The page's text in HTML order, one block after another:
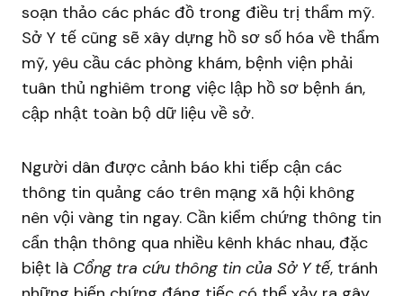
soạn thảo các phác đồ trong điều trị thẩm mỹ.
Sở Y tế cũng sẽ xây dựng hồ sơ số hóa về thẩm
mỹ, yêu cầu các phòng khám, bệnh viện phải
tuân thủ nghiêm trong việc lập hồ sơ bệnh án,
cập nhật toàn bộ dữ liệu về sở.
Người dân được cảnh báo khi tiếp cận các
thông tin quảng cáo trên mạng xã hội không
nên vội vàng tin ngay. Cần kiểm chứng thông tin
cẩn thận thông qua nhiều kênh khác nhau, đặc
biệt là Cổng tra cứu thông tin của Sở Y tế, tránh